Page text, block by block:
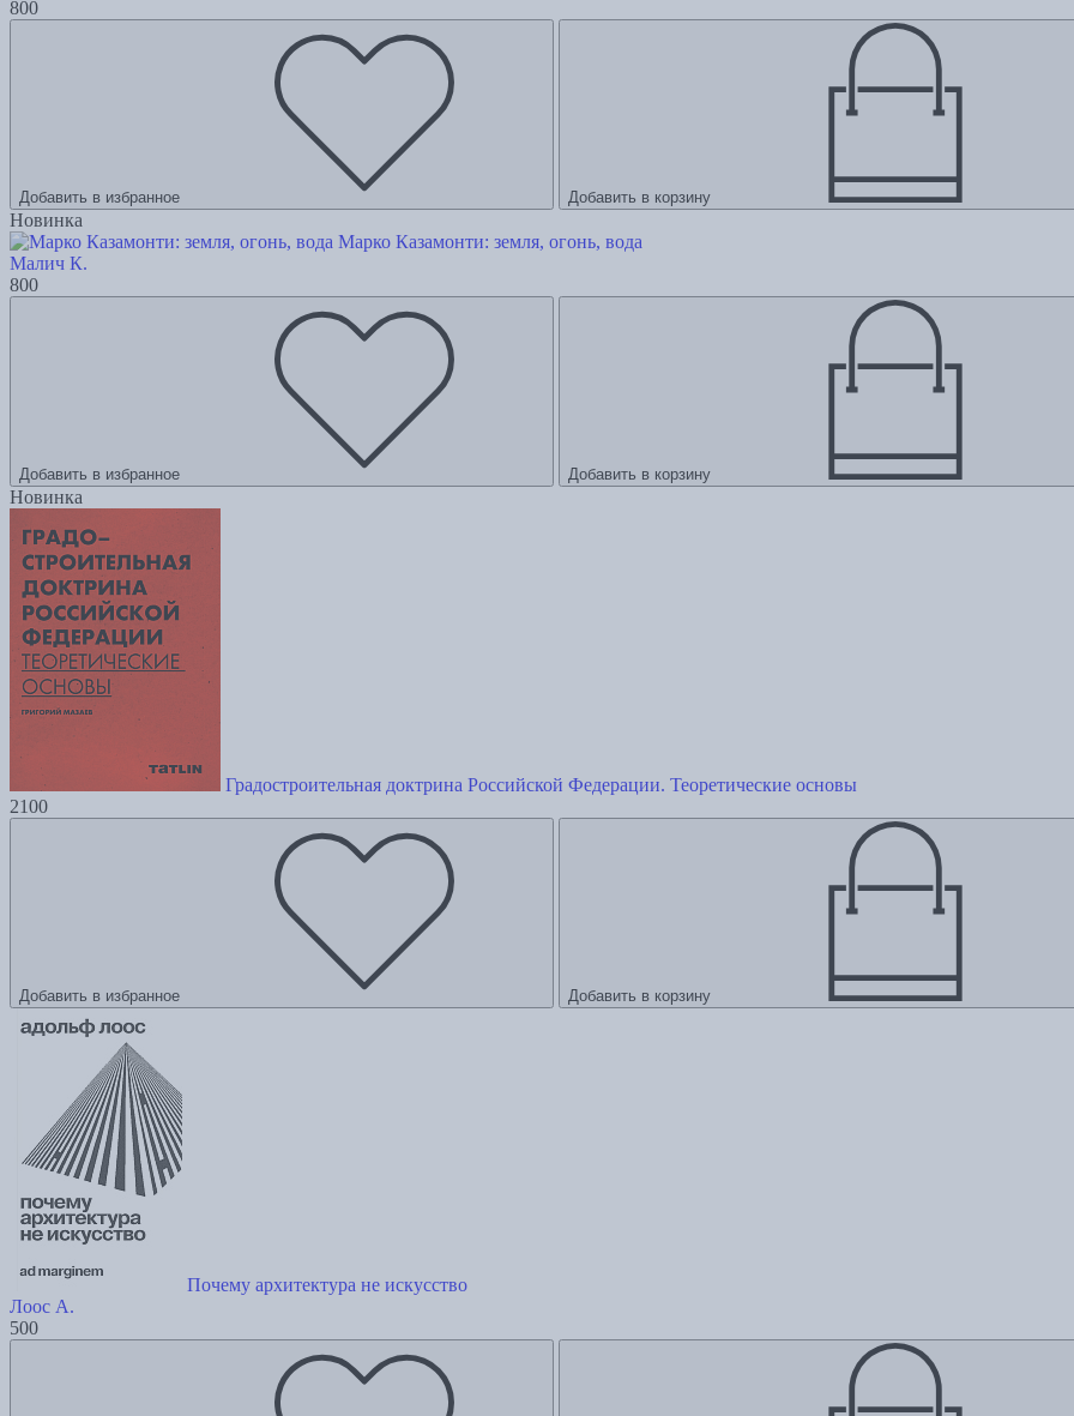
800
Добавить в избранное Добавить в корзину
Новинка
Марко Казамонти: земля, огонь, вода
Малич К.
800
Добавить в избранное Добавить в корзину
Новинка
Градостроительная доктрина Российской Федерации. Теоретические основы
2100
Добавить в избранное Добавить в корзину
Почему архитектура не искусство
Лоос А.
500